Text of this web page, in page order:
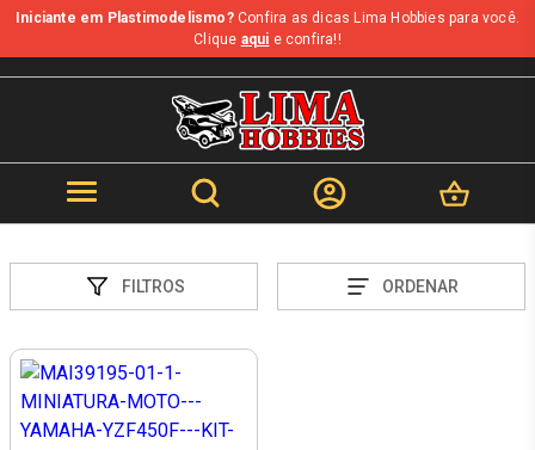
Iniciante em Plastimodelismo?Confira as dicas Lima Hobbies para você.
Clique aqui e confira!!
FILTROS ORDENAR